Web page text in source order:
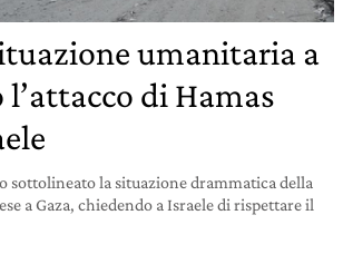
umanitaria a
l’attacco di Hamas
sottolineato la situazione drammatica della
a Gaza, chiedendo a Israele di rispettare il